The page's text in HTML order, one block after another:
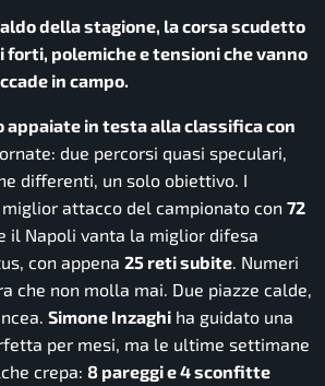
della stagione, la corsa scudetto
forti, polemiche e tensioni che vanno
in campo.
appaiate in testa alla classifica con
due percorsi quasi speculari,
differenti, un solo obiettivo. I
attacco del campionato con 72
il Napoli vanta la miglior difesa
con appena 25 reti subite. Numeri
che non molla mai. Due piazze calde,
Simone Inzaghi ha guidato una
per mesi, ma le ultime settimane
crepa: 8 pareggi e 4 sconfitte